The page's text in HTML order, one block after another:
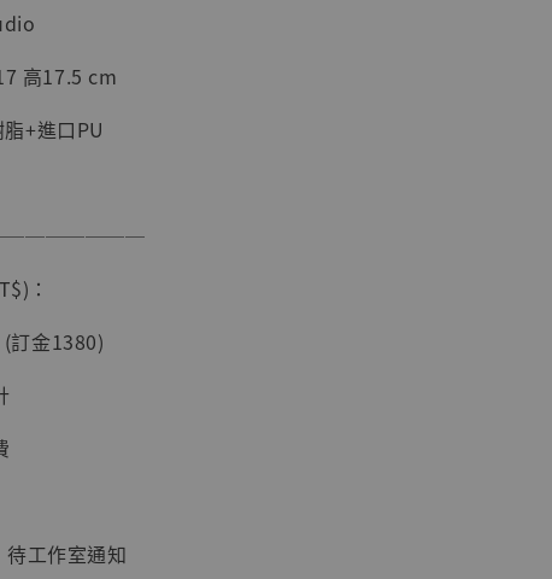
貨】海賊王
藏雕像 布魯
[7STARS
-
高17.5 cm
+進口PU
：
訂金1380)
工作室通知